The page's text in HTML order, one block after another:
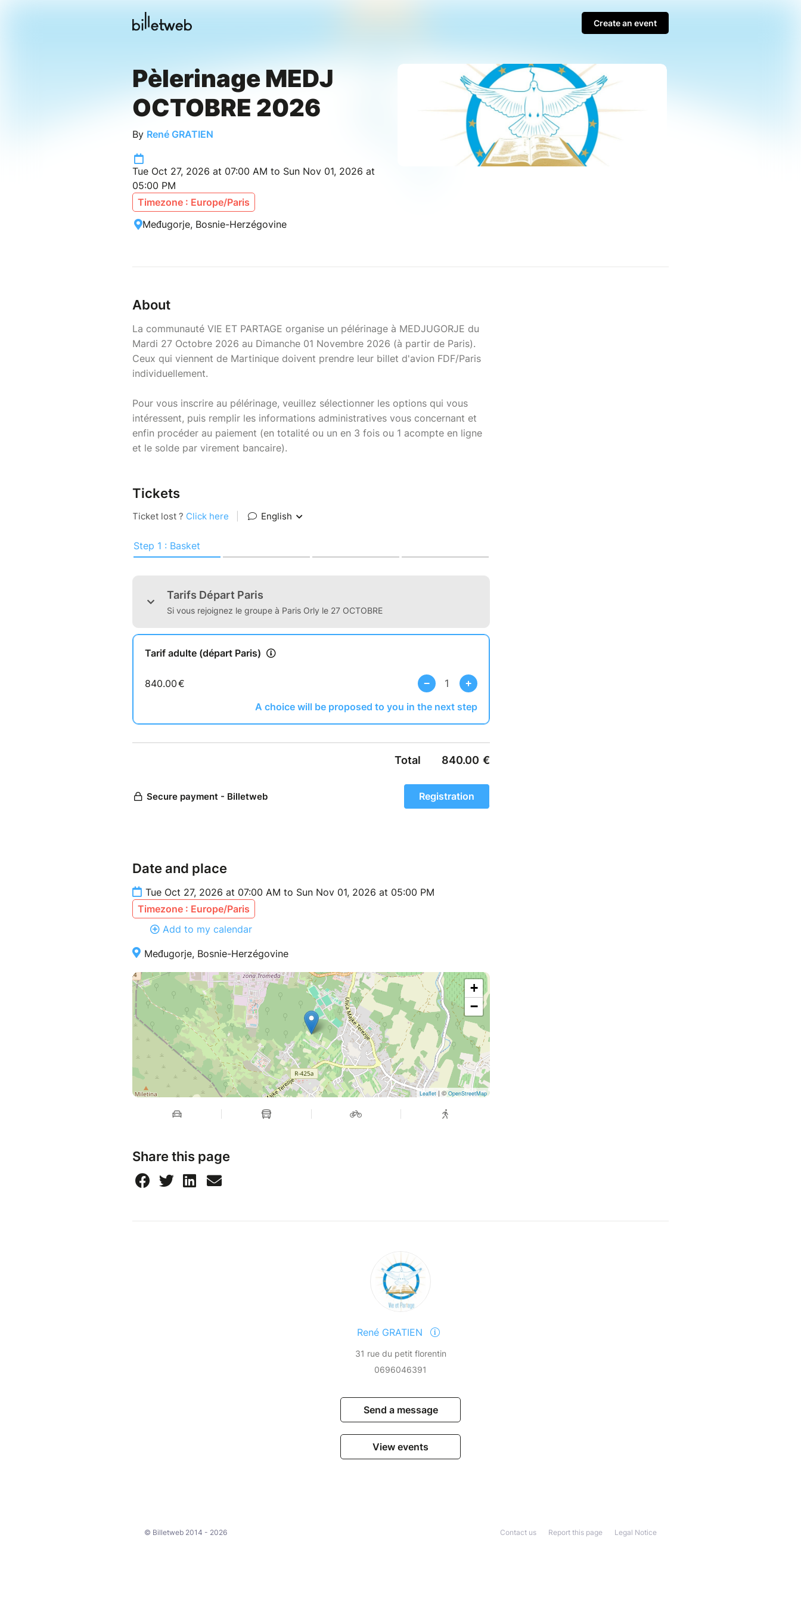
Create an event
Pèlerinage MEDJ
OCTOBRE 2026
By René GRATIEN
Tue Oct 27, 2026 at 07:00 AM to Sun Nov 01, 2026 at
05:00 PM
Timezone : Europe/Paris
Međugorje, Bosnie-Herzégovine
About
La communauté VIE ET PARTAGE organise un pélérinage à MEDJUGORJE du
Mardi 27 Octobre 2026 au Dimanche 01 Novembre 2026 (à partir de Paris).
Ceux qui viennent de Martinique doivent prendre leur billet d'avion FDF/Paris
individuellement.
Pour vous inscrire au pélérinage, veuillez sélectionner les options qui vous
intéressent, puis remplir les informations administratives vous concernant et
enfin procéder au paiement (en totalité ou un en 3 fois ou 1 acompte en ligne
et le solde par virement bancaire).
Tickets
Date and place
Tue Oct 27, 2026 at 07:00 AM to Sun Nov 01, 2026 at 05:00 PM
Timezone : Europe/Paris
Add to my calendar
Međugorje, Bosnie-Herzégovine
+
−
Leaflet | © OpenStreetMap
Share this page
René GRATIEN
31 rue du petit florentin
0696046391
Send a message
View events
© Billetweb 2014 - 2026 Legal Notice
Report this page
Contact us